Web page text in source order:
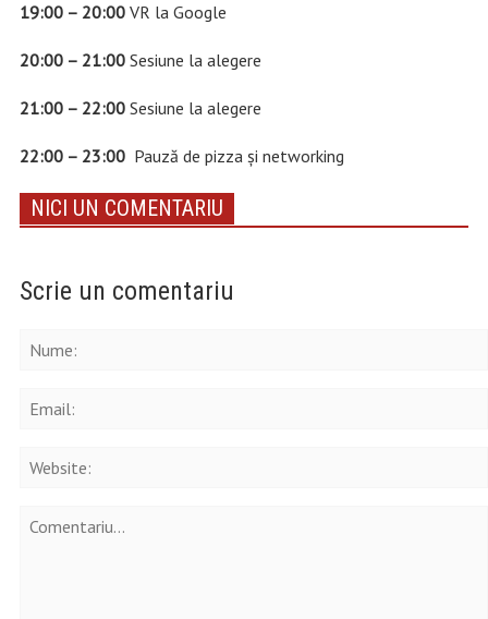
19:00 – 20:00 VR la Google
20:00 – 21:00Sesiune la alegere
21:00 – 22:00Sesiune la alegere
22:00 – 23:00 Pauză de pizza și networking
NICI UN COMENTARIU
Scrie un comentariu